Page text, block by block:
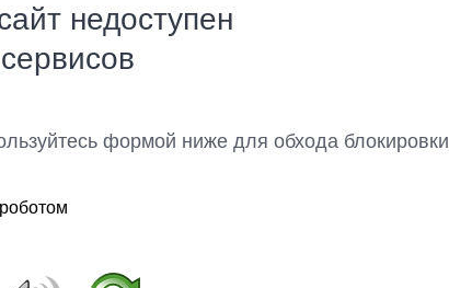
недоступен
формой ниже для обхода блокировки